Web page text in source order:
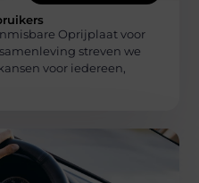
Oprijplaat voor
streven we
voor iedereen,